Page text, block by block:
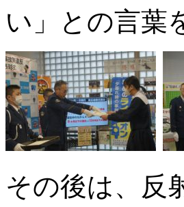
い」との言葉
その後は、反